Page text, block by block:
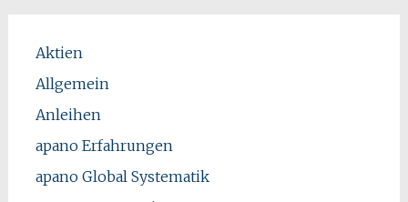
Aktien
Allgemein
Anleihen
apano Erfahrungen
apano Global Systematik